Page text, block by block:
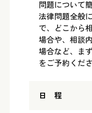
問題について
法律問題全般
で、どこから
場合や、相談
場合など、ま
をご予約くださ
日 程